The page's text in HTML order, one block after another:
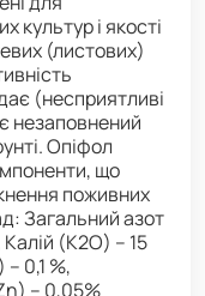
культур і якості
(листових)
(несприятливі
незаповнений
Опіфол
що
поживних
Загальний азот
(K2O) – 15
0,1 %,
– 0,05%